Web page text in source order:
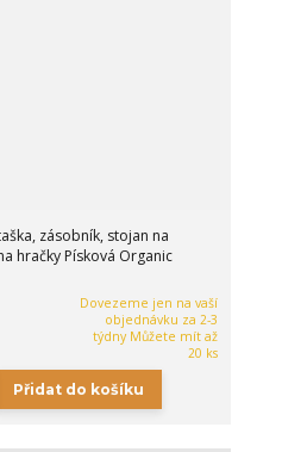
zásobník, stojan na
hračky Písková Organic
Dovezeme jen na vaší
objednávku za 2-3
týdny Můžete mít až
20 ks
Přidat do košíku